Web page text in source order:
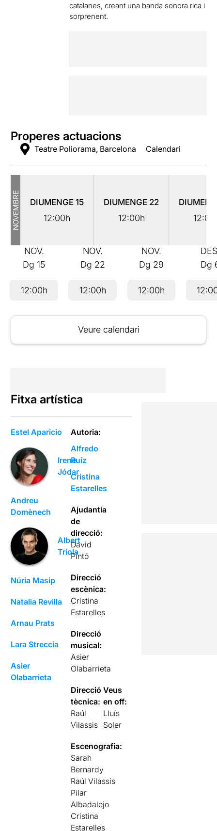
catalanes, creant una banda sonora rica i
sorprenent.
Properes actuacions
Teatre Poliorama, Barcelona Calendari
NOVEMBRE DIUMENGE15
12:00h
DIUMENGE 22
12:00h
NOV.
Dg15
12:00h
NOV.
Dg 22
12:00h
NOV.
Dg 29
12:00h
Dg
Veure calendari
Fitxa artística
Estel Aparicio
Irene
Jódar
Andreu
Domènech
Albert
Triola
Núria Masip
Natalia Revilla
Arnau Prats
Lara Streccia
Asier
Olabarrieta
Autoria:
Alfredo
Ruíz
Cristina
Estarelles
Ajudantia
de
direcció:
David
Pintó
Direcció
escènica:
Cristina
Estarelles
Direcció
musical:
Asier
Olabarrieta
Direcció
tècnica:
Raúl
Vilassis
Veus
en off:
Lluís
Soler
Escenografia:
Sarah
Bernardy
Raúl Vilassis
Pilar
Albadalejo
Cristina
Estarelles